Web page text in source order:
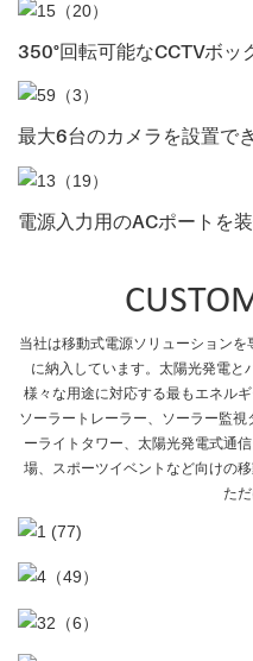
350°回転可能なCCTVボッ
最大6台のカメラを設置でき
電源入力用のACポートを装
当社は移動式電源ソリューション
に納入しています。太陽光発電と
様々な用途に対応する最もエネル
ソーラートレーラー、ソーラー監
ーライトタワー、太陽光発電式通
場、スポーツイベントなど向けの
ただ